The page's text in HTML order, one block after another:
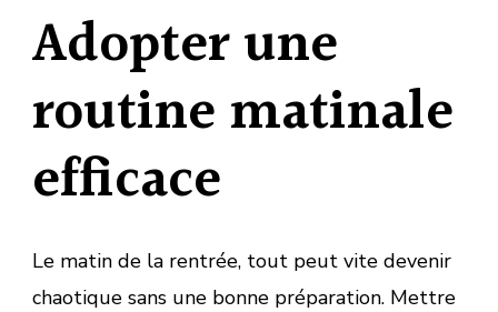
Adopter une
routine matinale
efficace
Le matin de la rentrée, tout peut vite devenir
chaotique sans une bonne préparation. Mettre